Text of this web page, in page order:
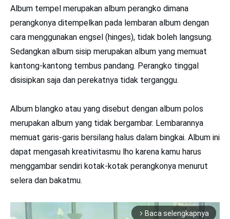
Album tempel merupakan album perangko dimana
perangkonya ditempelkan pada lembaran album dengan
cara menggunakan engsel (hinges), tidak boleh langsung.
Sedangkan album sisip merupakan album yang memuat
kantong-kantong tembus pandang. Perangko tinggal
disisipkan saja dan perekatnya tidak terganggu.
Album blangko atau yang disebut dengan album polos
merupakan album yang tidak bergambar. Lembarannya
memuat garis-garis bersilang halus dalam bingkai. Album ini
dapat mengasah kreativitasmu lho karena kamu harus
menggambar sendiri kotak-kotak perangkonya menurut
selera dan bakatmu.
arrow_forward_ios Baca selengkapnya